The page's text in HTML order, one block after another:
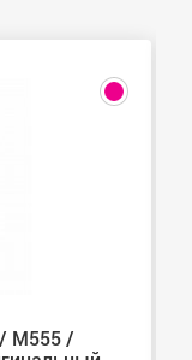
M555 /